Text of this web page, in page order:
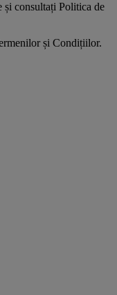
și consultați Politica de
și Condițiilor.